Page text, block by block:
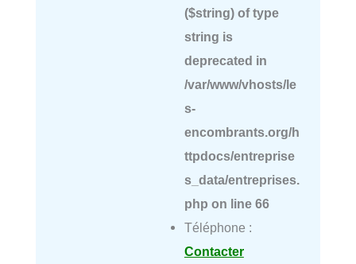
($string) of type
string is
deprecated in
/var/www/vhosts/le
s-
encombrants.org/h
ttpdocs/entreprise
s_data/entreprises.
php on line 66
Téléphone :
Contacter